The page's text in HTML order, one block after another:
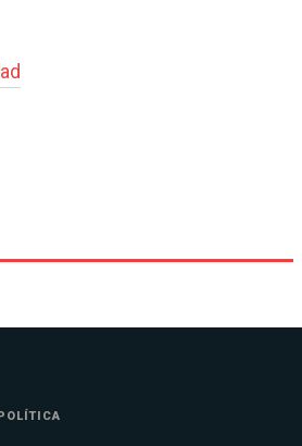
POLÍTICA